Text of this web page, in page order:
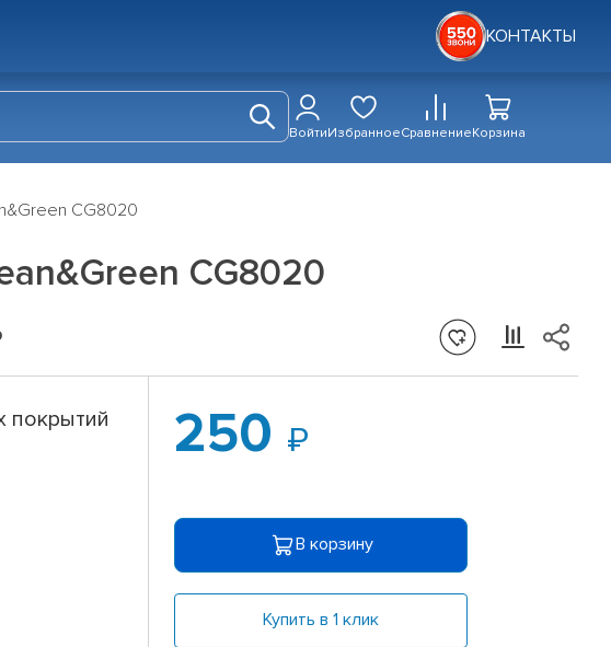
КОНТАКТЫ
ВойтиИзбранноеСравнениеКорзина
CG8020
CG8020
покрытий
250
В корзину
Купить в 1 клик